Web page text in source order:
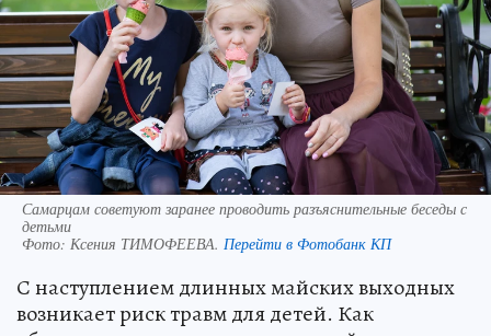
Самарцам советуют заранее проводить разъяснительные беседы с
детьми
Фото: Ксения ТИМОФЕЕВА. Перейти в Фотобанк КП
С наступлением длинных майских выходных
возникает риск травм для детей. Как